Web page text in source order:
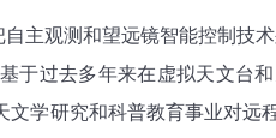
观测和望远镜智能控制技
于过去多年来在虚拟天文台
学研究和科普教育事业对